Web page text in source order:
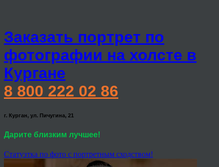
Заказать портрет по
фотографии на холсте в
Кургане
8 800 222 02 86
г. Курган, ул. Пичугина, 21
Дарите близким лучшее!
Статуэтка по фото с портретным сходством!